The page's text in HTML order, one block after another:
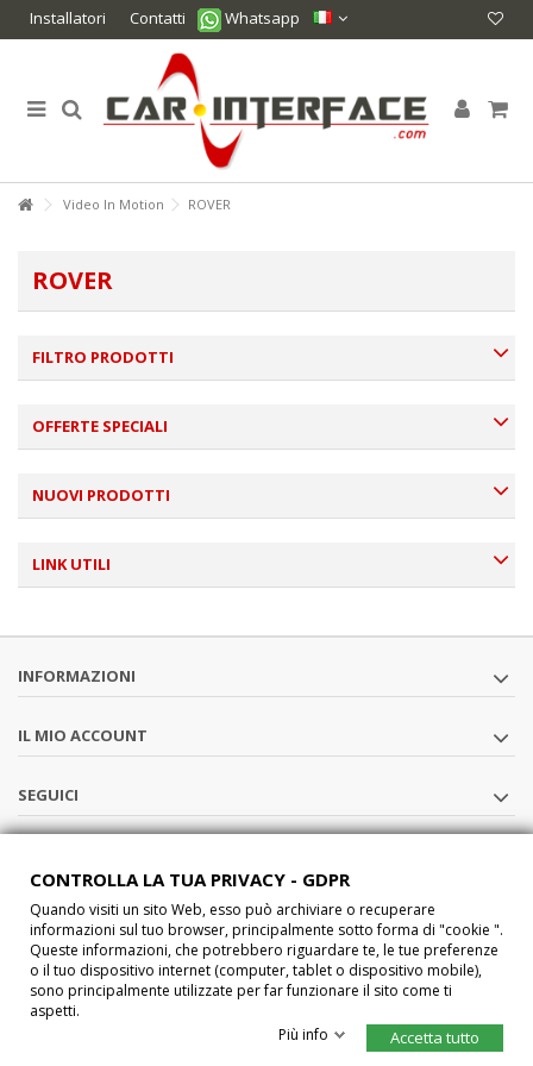
Installatori Contatti Whatsapp
Video In Motion ROVER
ROVER
FILTRO PRODOTTI
OFFERTE SPECIALI
NUOVI PRODOTTI
LINK UTILI
INFORMAZIONI
IL MIO ACCOUNT
SEGUICI
®2015 Car-Interface s.a.s All Rights Reserved P.IVA IT02457210207
CONTROLLA LA TUA PRIVACY - GDPR
Quando visiti un sito Web, esso può archiviare o recuperare
informazioni sul tuo browser, principalmente sotto forma di "cookie ".
Queste informazioni, che potrebbero riguardare te, le tue preferenze
o il tuo dispositivo internet (computer, tablet o dispositivo mobile),
sono principalmente utilizzate per far funzionare il sito come ti
aspetti.
Più info
Accetta tutto